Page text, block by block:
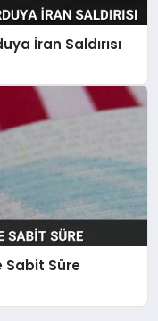
İran Saldırısı
Sabit Süre